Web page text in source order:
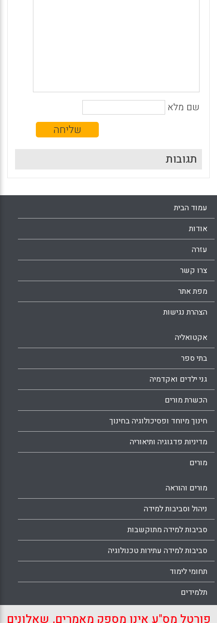
שם מלא
תגובות
עמוד הבית
אודות
עזרה
צרו קשר
מפת אתר
הצהרת נגישות
אקטואליה
בתי ספר
גני ילדים ואקדמיה
הכשרת מורים
חינוך מיוחד ופסיכולוגיה בחינוך
מדיניות פדגוגיה ותיאוריה
מורים
מורים והוראה
ניהול וסביבות למידה
סביבות למידה מתוקשבות
סביבות למידה עתירות טכנולוגיה
תחומי לימוד
תלמידים
פורטל מס"ע אינו מספק מאמרים, שאלונים